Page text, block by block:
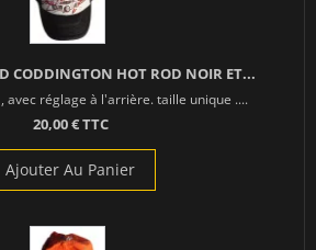
CODDINGTON HOT ROD NOIR ET...
avec réglage à l'arrière. taille unique ....
20,00 € TTC
Ajouter Au Panier